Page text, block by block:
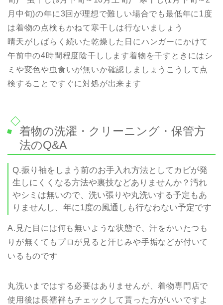
月中旬)の年に3回が理想で難しい場合でも最低年に1度
は着物の点検もかねて寒干しは行ないましょう
晴天がしばらく続いた乾燥した日にハンガーにかけて
午前中の4時間程度陰干しします着物を干すときにはシ
ミや変色や虫食いが無いか確認しましょうこうして点
検することですぐに対処が出来ます
着物の洗濯・クリーニング・保管方
法のQ&A
Q.振り袖をしまう前のお手入れ方法としてカビが発
生しにくくなる方法や裏技などありませんか？汚れ
やシミは無いので、洗い張りや丸洗いする予定もあ
りませんし、年に1度の風通しも行なわない予定です
A.見た目には何も無いような状態で、汗をかいたつも
りが無くてもプロが見ると汗じみや手垢などが付いて
いるものです
丸洗いまではする必要はありませんが、着物専門店で
使用後は長襦袢もチェックして貰った方がいいですよ